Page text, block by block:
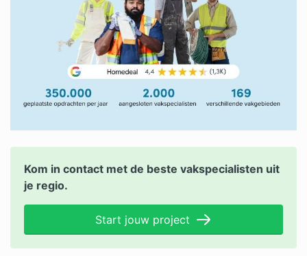
Kom in contact met de beste vakspecialisten uit
je regio.
Start jouw project